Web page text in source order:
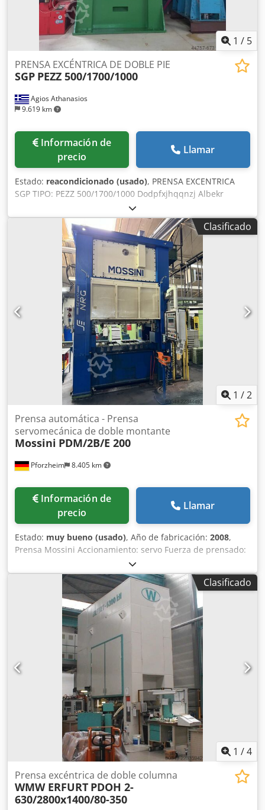
1 / 5
Agios Athanasios
9.619 km
PRENSA EXCÉNTRICA DE DOBLE PIE
SGP PEZZ 500/1700/1000
Información de
precio
Llamar
Estado: reacondicionado (usado), PRENSA EXCENTRICA
SGP TIPO: PEZZ 500/1700/1000 Dodpfxjhqqnzj Albekr
FUERZA: 500 toneladas MESA: 1700 x 1000 mm LONGITUD
DE LA CARRERA: 20-153 mm DISTANCIA ENTRE EL PUNTO
SUPERIOR DEL CARRIL Y LA MESA: 800 mm DISTANCIA
ENTRE EL PUNTO INFERIOR DEL CARRIL Y LA MESA: 700 mm
PESO: 40 toneladas FABRICADA EN AUSTRIA
Clasificado
1 /2
Pforzheim 8.405 km
Prensa automática - Prensa
servomecánica de doble montante
Mossini PDM/2B/E 200
Información de
precio
Llamar
Estado: muy bueno (usado), Año de fabricación: 2008,
Prensa Mossini Accionamiento: servo Fuerza de prensado:
2.000 kN Ajuste de la carrera: 20 - 100 mm Número de
carreras: 30 - 90 1/min Djdpfxszl R Hvs Albekr Ajuste del
pistón: 100 mm Altura de instalación de las herramientas:
455 mm Año de fabricación: 2008
Clasificado
1 /4
Prensa excéntrica de doble columna
WMW ERFURT PDOH 2-
630/2800x1400/80-350